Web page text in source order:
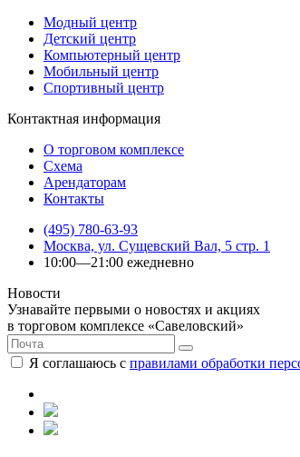
Модный центр
Детский центр
Компьютерный центр
Мобильный центр
Спортивный центр
Контактная информация
О торговом комплексе
Схема
Арендаторам
Контакты
(495) 780-63-93
Москва, ул. Сущевский Вал, 5 стр. 1
10:00—21:00 ежедневно
Новости
Узнавайте первыми о новостях и акциях
в торговом комплексе «Савеловский»
Я соглашаюсь с правилами обработки